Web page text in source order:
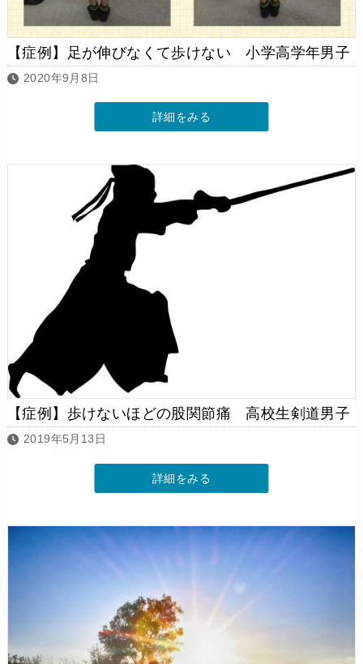
【症例】足が伸びなくて歩けない 小学高学年男子
2020年9月8日
詳細をみる
【症例】歩けないほどの股関節痛 高校生剣道男子
2019年5月13日
詳細をみる